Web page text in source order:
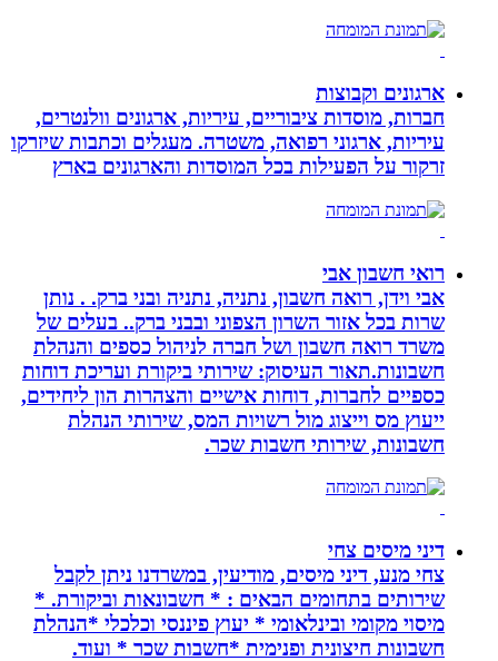
ארגונים וקבוצות
חברות, מוסדות ציבוריים, עיריות, ארגונים וולנטרים,
עיריות, ארגוני רפואה, משטרה. מעגלים וכתבות שיזרקו
זרקור על הפעילות בכל המוסדות והארגונים בארץ
רואי חשבון אבי
אבי וידן, רואה חשבון, נתניה, נתניה ובני ברק. . נותן
שרות בכל אזור השרון הצפוני ובבני ברק.. בעלים של
משרד רואה חשבון ושל חברה לניהול כספים והנהלת
חשבונות.תאור העיסוק: שירותי ביקורת ועריכת דוחות
כספיים לחברות, דוחות אישיים והצהרות הון ליחידים,
ייעוץ מס וייצוג מול רשויות המס, שירותי הנהלת
חשבונות, שירותי חשבות שכר.
דיני מיסים צחי
צחי מנע, דיני מיסים, מודיעין, במשרדנו ניתן לקבל
שירותים בתחומים הבאים : * חשבונאות וביקורת. *
מיסוי מקומי ובינלאומי * יעוץ פיננסי וכלכלי *הנהלת
חשבונות חיצונית ופנימית *חשבות שכר * ועוד.